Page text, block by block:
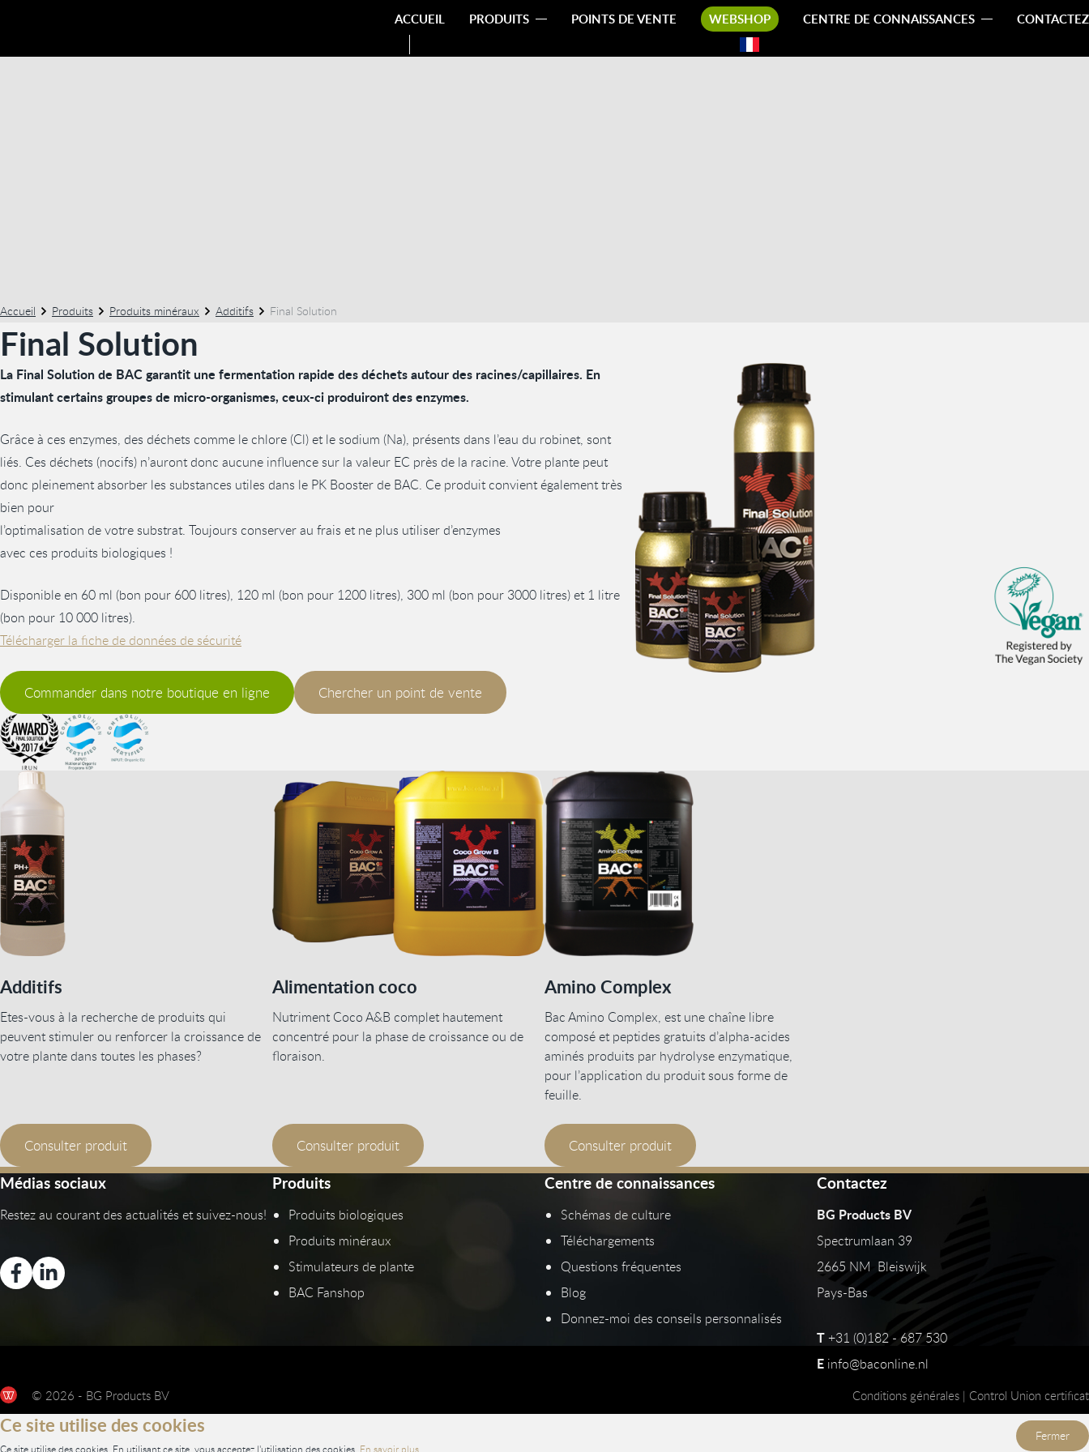
ACCUEIL PRODUITS POINTS DE VENTE WEBSHOP CENTRE DE CONNAISSANCES CONTACTEZ
Accueil Produits Produits minéraux Additifs Final Solution
Final Solution
La Final Solution de BAC garantit une fermentation rapide des déchets autour des racines/capillaires. En
stimulant certains groupes de micro-organismes, ceux-ci produiront des enzymes.
Grâce à ces enzymes, des déchets comme le chlore (Cl) et le sodium (Na), présents dans l’eau du robinet, sont
liés. Ces déchets (nocifs) n’auront donc aucune influence sur la valeur EC près de la racine. Votre plante peut
donc pleinement absorber les substances utiles dans le PK Booster de BAC. Ce produit convient également très
bien pour
l’optimalisation de votre substrat. Toujours conserver au frais et ne plus utiliser d’enzymes
avec ces produits biologiques !
Disponible en 60 ml (bon pour 600 litres), 120 ml (bon pour 1200 litres), 300 ml (bon pour 3000 litres) et 1 litre
(bon pour 10 000 litres).
Télécharger la fiche de données de sécurité
Commander dans notre boutique en ligne Chercher un point de vente
Additifs
Etes-vous à la recherche de produits qui
peuvent stimuler ou renforcer la croissance de
votre plante dans toutes les phases?
Consulter produit
Alimentation coco
Nutriment Coco A&B complet hautement
concentré pour la phase de croissance ou de
floraison.
Consulter produit
Amino Complex
Bac Amino Complex, est une chaîne libre
composé et peptides gratuits d’alpha-acides
aminés produits par hydrolyse enzymatique,
pour l’application du produit sous forme de
feuille.
Consulter produit
Médias sociaux
Restez au courant des actualités et suivez-nous!
Produits
Produits biologiques
Produits minéraux
Stimulateurs de plante
BAC Fanshop
Centre de connaissances
Schémas de culture
Téléchargements
Questions fréquentes
Blog
Donnez-moi des conseils personnalisés
Contactez
BG Products BV
Spectrumlaan 39
2665 NM Bleiswijk
Pays-Bas
T +31 (0)182 - 687 530
E info@baconline.nl
© 2026 - BG Products BV Conditions générales | Control Union certificat
Ce site utilise des cookies
Ce site utilise des cookies. En utilisant ce site, vous acceptez l'utilisation des cookies. En savoir plus
Fermer